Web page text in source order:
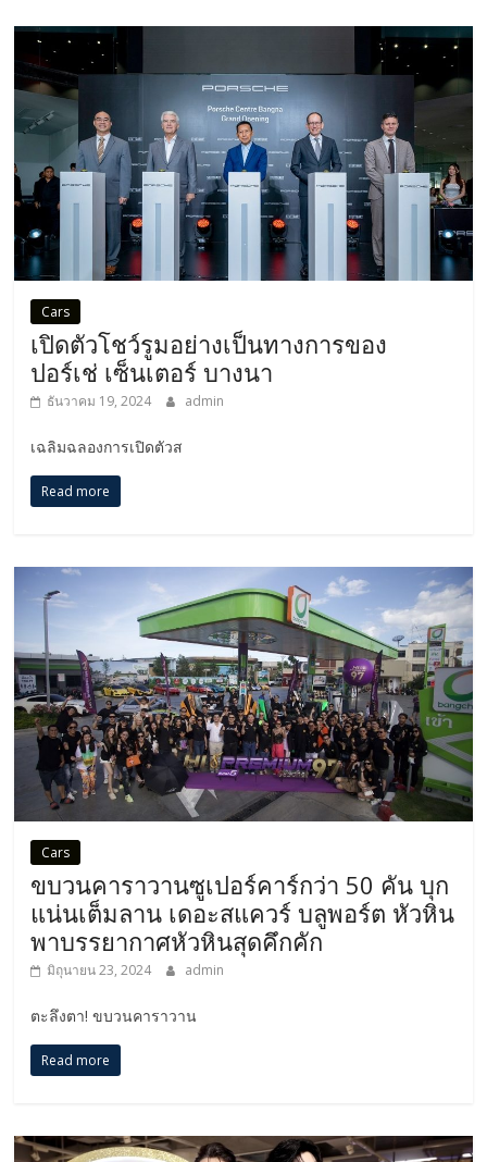
Cars
เปิดตัวโชว์รูมอย่างเป็นทางการของ
ปอร์เช่ เซ็นเตอร์ บางนา
ธันวาคม 19, 2024 admin
เฉลิมฉลองการเปิดตัวส
Read more
Cars
ขบวนคาราวานซูเปอร์คาร์กว่า 50 คัน บุก
แน่นเต็มลาน เดอะสแควร์ บลูพอร์ต หัวหิน
พาบรรยากาศหัวหินสุดคึกคัก
มิถุนายน 23, 2024 admin
ตะลึงตา! ขบวนคาราวาน
Read more